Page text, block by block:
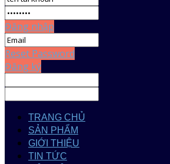
Đăng nhập
Reset Password
Đăng ký
TRANG CHỦ
SẢN PHẨM
GIỚI THIỆU
TIN TỨC